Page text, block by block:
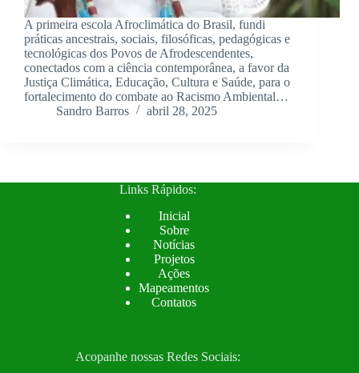
A primeira escola Afroclimática do Brasil, fundi
práticas ancestrais, sociais, filosóficas, pedagógicas e
tecnológicas dos Povos de Afrodescendentes,
conectados com a ciência contemporânea, a favor da
Justiça Climática, Educação, Cultura e Saúde, para o
fortalecimento do combate ao Racismo Ambiental…
Sandro Barros
abril 28, 2025
Links Rápidos:
Inicial
Sobre
Notícias
Projetos
Ações
Mapeamentos
Contatos
Acopanhe nossas Redes Sociais: